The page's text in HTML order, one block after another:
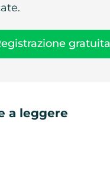
gratuita
a leggere